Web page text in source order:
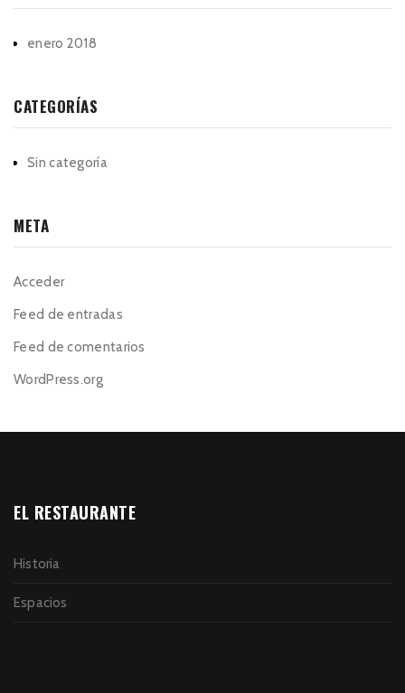
enero 2018
CATEGORÍAS
Sin categoría
META
Acceder
Feed de entradas
Feed de comentarios
WordPress.org
EL RESTAURANTE
Historia
Espacios